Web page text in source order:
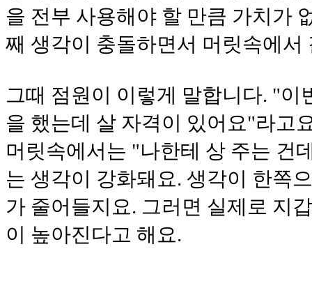
을 전부 사용해야 할 만큼 가치가
째 생각이 충돌하면서 머릿속에서
그때 점원이 이렇게 말합니다. "이
을 했는데 살 자격이 있어요"라고
머릿속에서는 "나한테 상 주는 건
는 생각이 강화돼요. 생각이 한쪽
가 줄어들지요. 그러면 실제로 지
이 높아진다고 해요.